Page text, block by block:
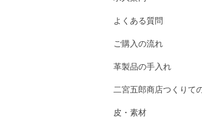
よくある質問
ご購入の流れ
革製品の手入れ
二宮五郎商店つくりて
皮・素材